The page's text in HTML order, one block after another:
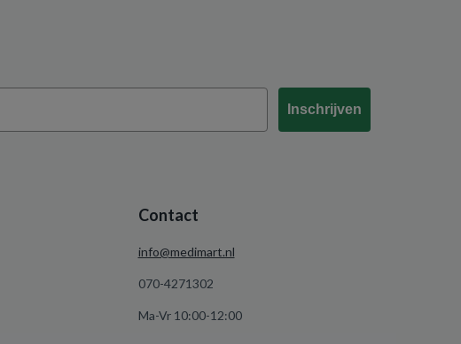
Inschrijven
Contact
info@medimart.nl
070-4271302
Ma-Vr 10:00-12:00